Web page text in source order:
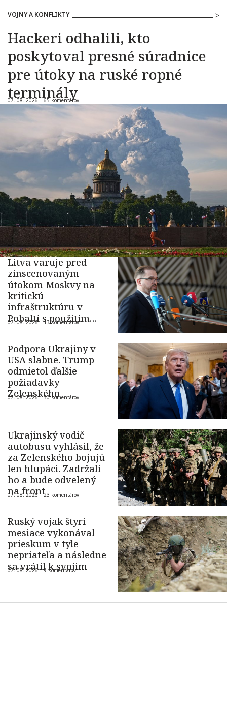
VOJNY A KONFLIKTY
Hackeri odhalili, kto
poskytoval presné súradnice
pre útoky na ruské ropné
terminály
07. 08. 2026 |65 komentárov
Litva varuje pred
zinscenovaným
útokom Moskvy na
kritickú
infraštruktúru v
Pobaltí s použitím
ukrajinského dronu
07. 08. 2026 |13 komentárov
Podpora Ukrajiny v
USA slabne. Trump
odmietol ďalšie
požiadavky
Zelenského
07. 08. 2026 |50 komentárov
Ukrajinský vodič
autobusu vyhlásil, že
za Zelenského bojujú
len hlupáci. Zadržali
ho a bude odvelený
na front
07. 08. 2026 |23 komentárov
Ruský vojak štyri
mesiace vykonával
prieskum v tyle
nepriateľa a následne
sa vrátil k svojim
07. 08. 2026 |9 komentárov